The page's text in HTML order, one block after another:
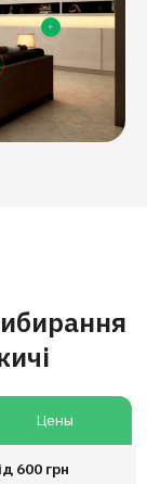
Цены
600 грн